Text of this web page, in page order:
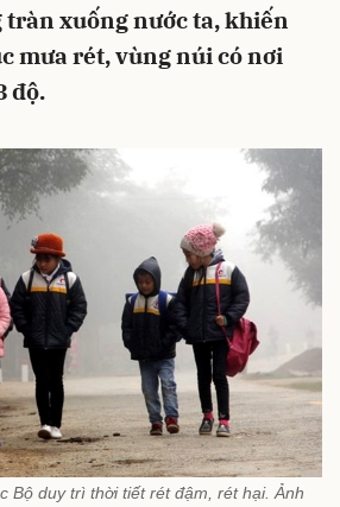
xuống nước ta, khiến
mưa rét, vùng núi có nơi
độ.
Bộ duy trì thời tiết rét đậm, rét hại. Ảnh